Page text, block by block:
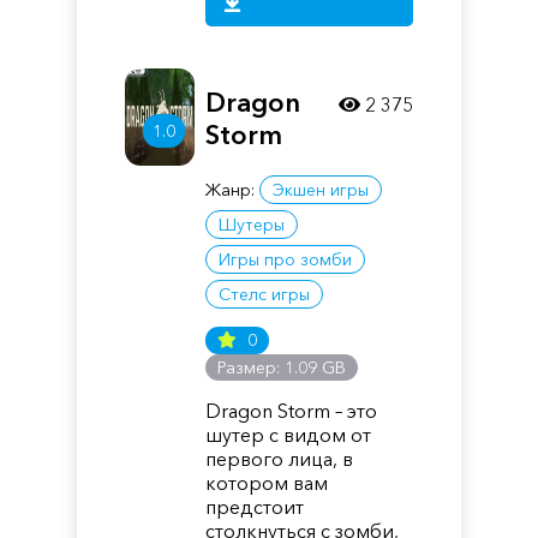
1.0
Dragon
Storm
Жанр:
Экшен игры
Шутеры
Игры про зомби
Стелс игры
0
Размер: 1.09 GB
Dragon Storm – это
шутер с видом от
первого лица, в
котором вам
предстоит
столкнуться с зомби,
2 375